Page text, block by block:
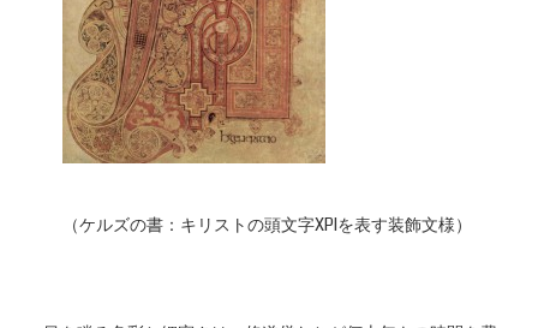
（ケルズの書：キリストの頭文字XPIを表す装飾文様）